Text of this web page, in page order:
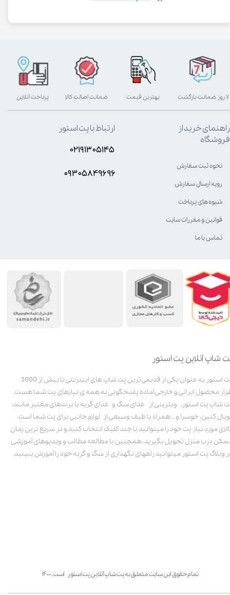
شاپ آنلاین پت استور
پت استور به عنوان یکی از قدیمی‌ترین پت شاپ های اینترنتی با بیش از 3000
محصول ایرانی و خارجی آماده پاسخگویی به همه ی نیازهای پت شما هست.
شاپ پت استور، ویترینی از غذای سگ و غذای گربه با برندهای معتبر مانند:
کنین، جوسرا و .. همراه با طیف وسیعی از لوازم جانبی برای پت شما است.
مورد نیاز پت خود را میتوانید با چند کلیک انتخاب کنید و در سریع ترین زمان
درب منزل تحویل بگیرید. همچنین با مطالعه مطالب و ویدیوهای آموزشی
وبلاگ پت استور میتوانید راههای نگهداری از سگ و گربه خود را آموزش ببینید.
تمام حقوق این سایت متعلق به پت شاپ آنلاین پت استور است. ۱۴۰۰
بهترین قیمت پرداخت آنلاین ۷ روز ضمانت بازگشت ضمانت اصالت کالا
راهنمای خرید از
فروشگاه
نحوه ثبت سفارش
رویه ارسال سفارش
شیوه‌های پرداخت
قوانین و مقررات سایت
تماس با ما
ارتباط با پت استور
۰۲۱۹۱۳۰۵۱۴۵
۰۹۳۰۵8۴9696